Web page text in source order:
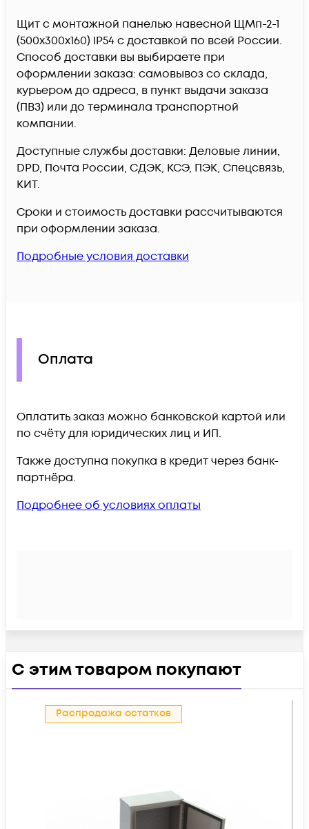
Щит с монтажной панелью навесной ЩМп-2-1
(500х300х160) IP54 c доставкой по всей России.
Способ доставки вы выбираете при
оформлении заказа: самовывоз со склада,
курьером до адреса, в пункт выдачи заказа
(ПВЗ) или до терминала транспортной
компании.
Доступные службы доставки: Деловые линии,
DPD, Почта России, СДЭК, КСЭ, ПЭК, Спецсвязь,
КИТ.
Сроки и стоимость доставки рассчитываются
при оформлении заказа.
Подробные условия доставки
Оплата
Оплатить заказ можно банковской картой или
по счёту для юридических лиц и ИП.
Также доступна покупка в кредит через банк-
партнёра.
Подробнее об условиях оплаты
С этим товаром покупают
Распродажа остатков